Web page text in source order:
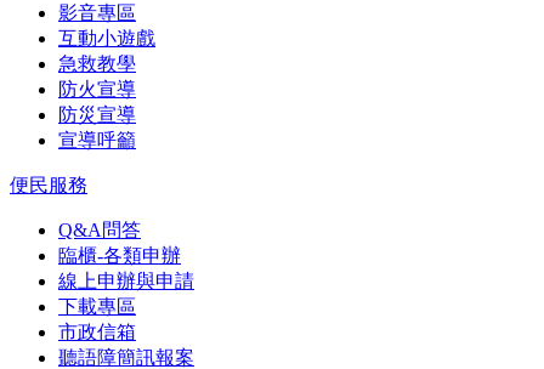
影音專區
互動小遊戲
急救教學
防火宣導
防災宣導
宣導呼籲
便民服務
Q&A問答
臨櫃-各類申辦
線上申辦與申請
下載專區
市政信箱
聽語障簡訊報案